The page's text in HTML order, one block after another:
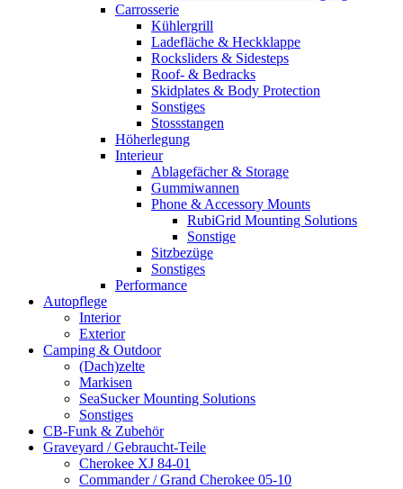
Carrosserie
Kühlergrill
Ladefläche & Heckklappe
Rocksliders & Sidesteps
Roof- & Bedracks
Skidplates & Body Protection
Sonstiges
Stossstangen
Höherlegung
Interieur
Ablagefächer & Storage
Gummiwannen
Phone & Accessory Mounts
RubiGrid Mounting Solutions
Sonstige
Sitzbezüge
Sonstiges
Performance
Autopflege
Interior
Exterior
Camping & Outdoor
(Dach)zelte
Markisen
SeaSucker Mounting Solutions
Sonstiges
CB-Funk & Zubehör
Graveyard / Gebraucht-Teile
Cherokee XJ 84-01
Commander / Grand Cherokee 05-10